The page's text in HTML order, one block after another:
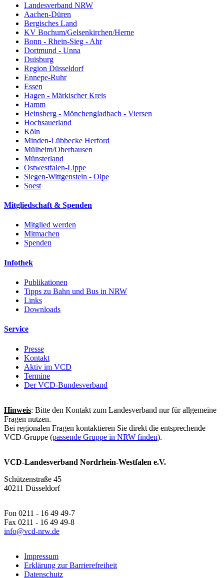
Landesverband NRW
Aachen-Düren
Bergisches Land
KV Bochum/Gelsenkirchen/Herne
Bonn - Rhein-Sieg - Ahr
Dortmund - Unna
Duisburg
Region Düsseldorf
Ennepe-Ruhr
Essen
Hagen - Märkischer Kreis
Hamm
Heinsberg - Mönchengladbach - Viersen
Hochsauerland
Köln
Minden-Lübbecke Herford
Mülheim/Oberhausen
Münsterland
Ostwestfalen-Lippe
Siegen-Wittgenstein - Olpe
Soest
Mitgliedschaft & Spenden
Mitglied werden
Mitmachen
Spenden
Infothek
Publikationen
Tipps zu Bahn und Bus in NRW
Links
Downloads
Service
Presse
Kontakt
Aktiv im VCD
Termine
Der VCD-Bundesverband
Hinweis: Bitte den Kontakt zum Landesverband nur für allgemeine
Fragen nutzen.
Bei regionalen Fragen kontaktieren Sie direkt die entsprechende
VCD-Gruppe (passende Gruppe in NRW finden).
VCD-Landesverband Nordrhein-Westfalen e.V.
Schützenstraße 45
40211 Düsseldorf
Fon 0211 - 16 49 49-7
Fax 0211 - 16 49 49-8
info@vcd-nrw.de
Impressum
Erklärung zur Barrierefreiheit
Datenschutz